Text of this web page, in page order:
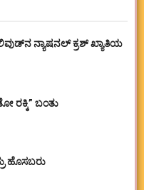
ನ್ಯಾಷನಲ್ ಕ್ರಶ್ ಖ್ಯಾತಿಯ
ರಕ್ಕಿ” ಬಂತು
ಹೊಸಬರು